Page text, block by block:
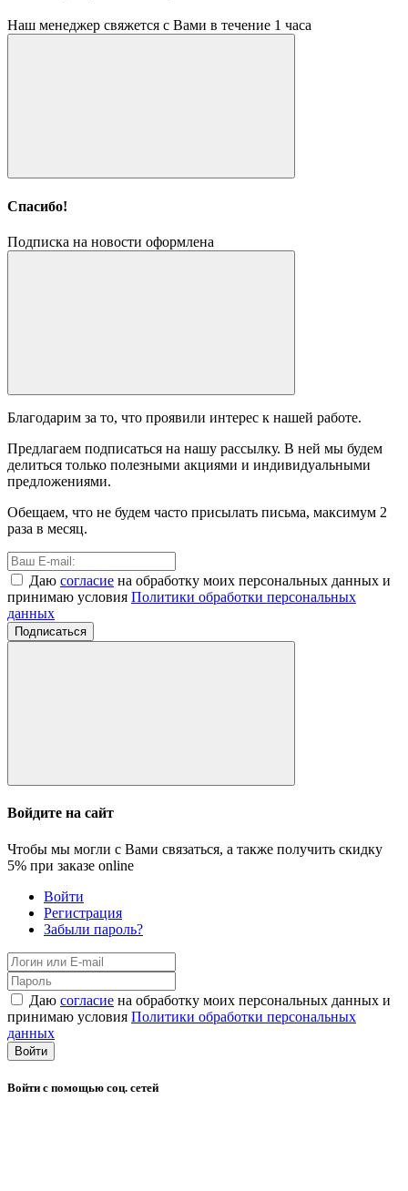
Наш менеджер свяжется с Вами в течение 1 часа
Спасибо!
Подписка на новости оформлена
Благодарим за то, что проявили интерес к нашей работе.
Предлагаем подписаться на нашу рассылку. В ней мы будем
делиться только полезными акциями и индивидуальными
предложениями.
Обещаем, что не будем часто присылать письма, максимум 2
раза в месяц.
Даю согласие на обработку моих персональных данных и
принимаю условия Политики обработки персональных
данных
Подписаться
Войдите на сайт
Чтобы мы могли с Вами связаться, а также получить скидку
5% при заказе online
Войти
Регистрация
Забыли пароль?
Даю согласие на обработку моих персональных данных и
принимаю условия Политики обработки персональных
данных
Войти
Войти с помощью соц. сетей